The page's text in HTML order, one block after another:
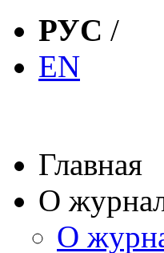
РУС /
EN
Главная
О
О